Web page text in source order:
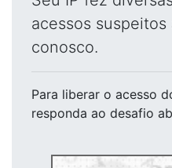
acessos
conosco.
Para liberar o acesso
responda ao desafio